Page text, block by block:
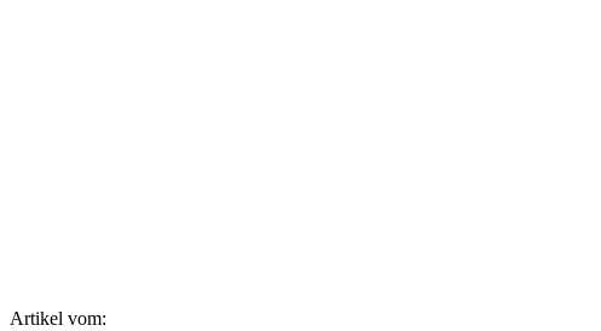
Artikel vom: